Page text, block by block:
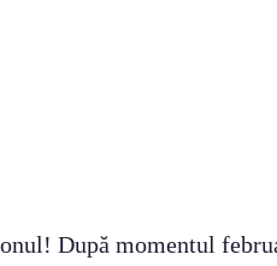
După momentul